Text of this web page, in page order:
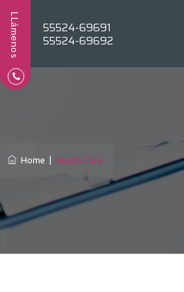
LLámenos 55524-69691
55524-69692
Home Health Care